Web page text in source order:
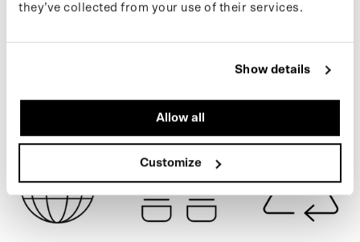
they’ve collected from your use of their services.
Show details
Allow all
Customize
REFLECTIVE